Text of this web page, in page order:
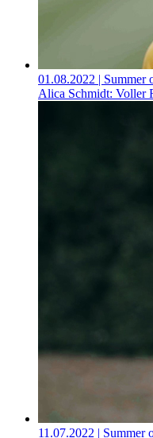
01.08.2022 |
Alica Schmidt: Voller
11.07.2022 | Summer